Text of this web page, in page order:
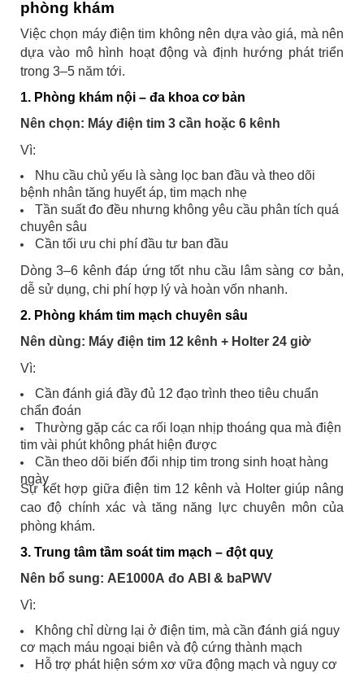
phòng khám
Việc chọn máy điện tim không nên dựa vào giá, mà nên
dựa vào mô hình hoạt động và định hướng phát triển
trong 3–5 năm tới.
1. Phòng khám nội – đa khoa cơ bản
Nên chọn: Máy điện tim 3 cần hoặc 6 kênh
Vì:
Nhu cầu chủ yếu là sàng lọc ban đầu và theo dõi
bệnh nhân tăng huyết áp, tim mạch nhẹ
Tần suất đo đều nhưng không yêu cầu phân tích quá
chuyên sâu
Cần tối ưu chi phí đầu tư ban đầu
Dòng 3–6 kênh đáp ứng tốt nhu cầu lâm sàng cơ bản,
dễ sử dụng, chi phí hợp lý và hoàn vốn nhanh.
2. Phòng khám tim mạch chuyên sâu
Nên dùng: Máy điện tim 12 kênh + Holter 24 giờ
Vì:
Cần đánh giá đầy đủ 12 đạo trình theo tiêu chuẩn
chẩn đoán
Thường gặp các ca rối loạn nhịp thoáng qua mà điện
tim vài phút không phát hiện được
Cần theo dõi biến đổi nhịp tim trong sinh hoạt hàng
ngày
Sự kết hợp giữa điện tim 12 kênh và Holter giúp nâng
cao độ chính xác và tăng năng lực chuyên môn của
phòng khám.
3. Trung tâm tầm soát tim mạch – đột quỵ
Nên bổ sung: AE1000A đo ABI & baPWV
Vì:
Không chỉ dừng lại ở điện tim, mà cần đánh giá nguy
cơ mạch máu ngoại biên và độ cứng thành mạch
Hỗ trợ phát hiện sớm xơ vữa động mạch và nguy cơ